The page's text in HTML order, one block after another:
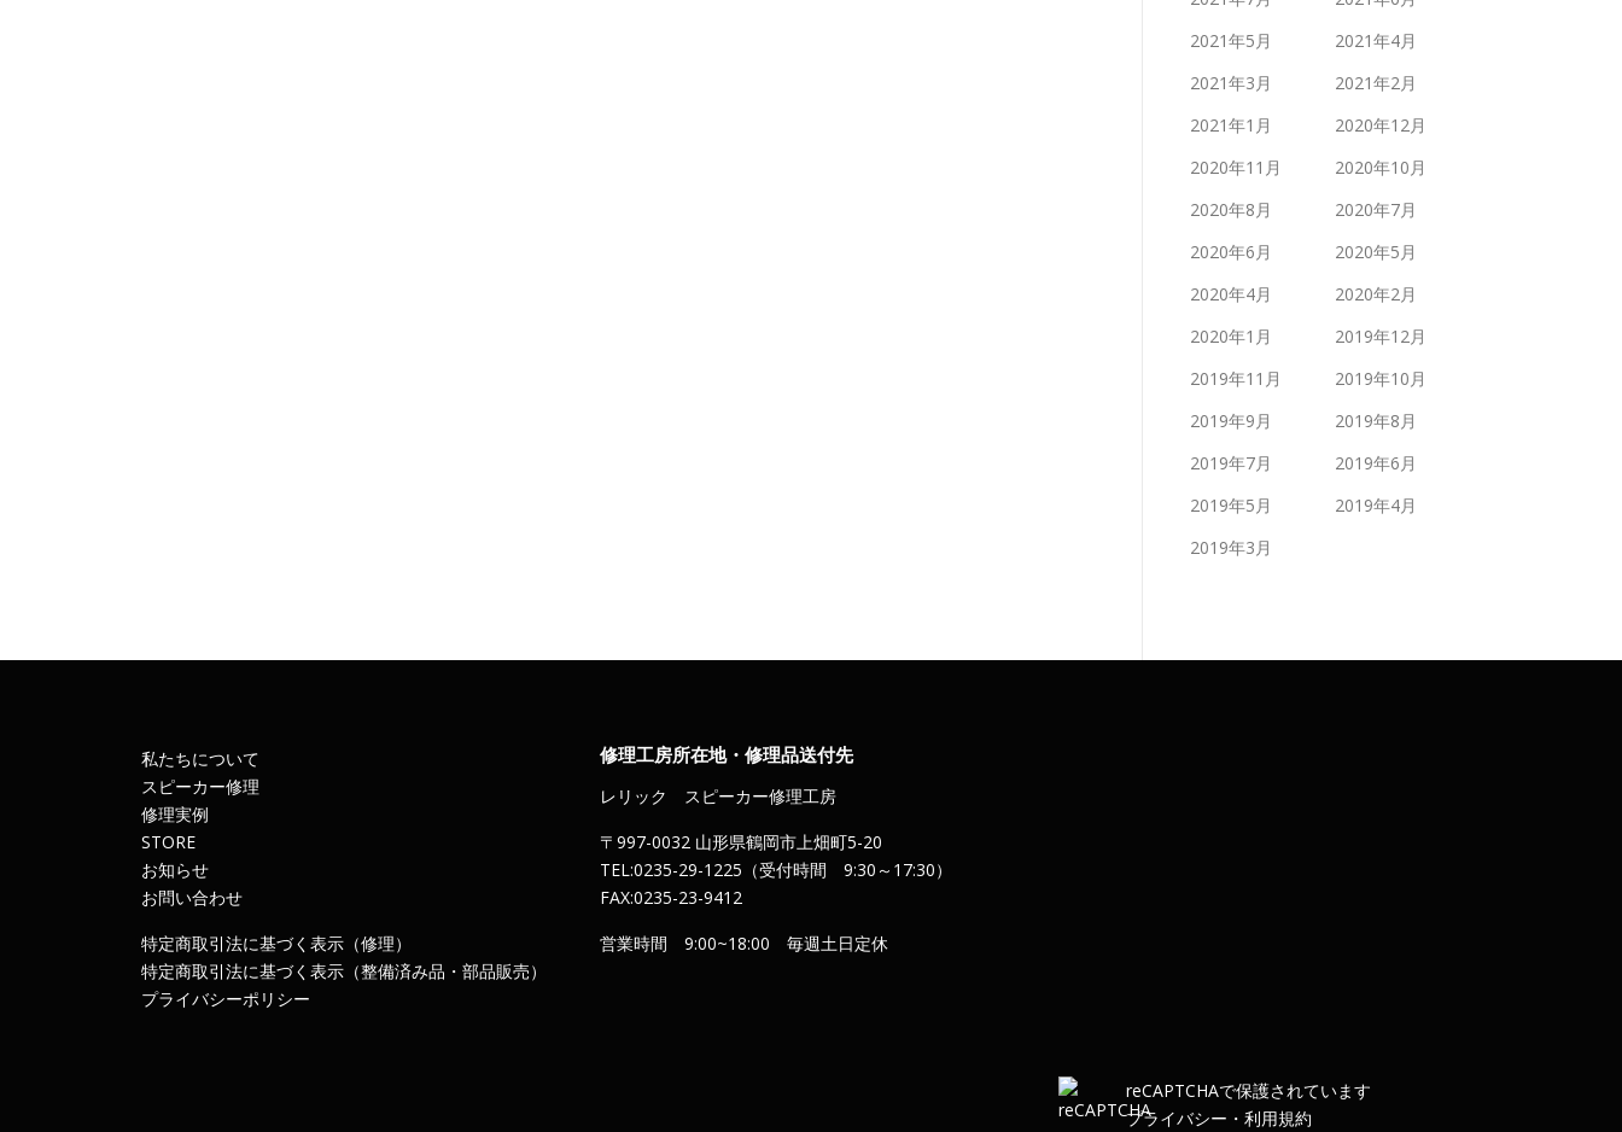
2021年5月
2021年4月
2021年3月
2021年2月
2021年1月
2020年12月
2020年11月
2020年10月
2020年8月
2020年7月
2020年6月
2020年5月
2020年4月
2020年2月
2020年1月
2019年12月
2019年11月
2019年10月
2019年9月
2019年8月
2019年7月
2019年6月
2019年5月
2019年4月
2019年3月
私たちについて
スピーカー修理
修理実例
STORE
お知らせ
お問い合わせ
特定商取引法に基づく表示（修理）
特定商取引法に基づく表示（整備済み品・部品販売）
プライバシーポリシー
修理工房所在地・修理品送付先
レリック スピーカー修理工房
〒997-0032 山形県鶴岡市上畑町5-20
TEL:0235-29-1225（受付時間 9:30～17:30）
FAX:0235-23-9412
営業時間 9:00~18:00 毎週土日定休
reCAPTCHAで保護されています
プライバシー ・ 利用規約